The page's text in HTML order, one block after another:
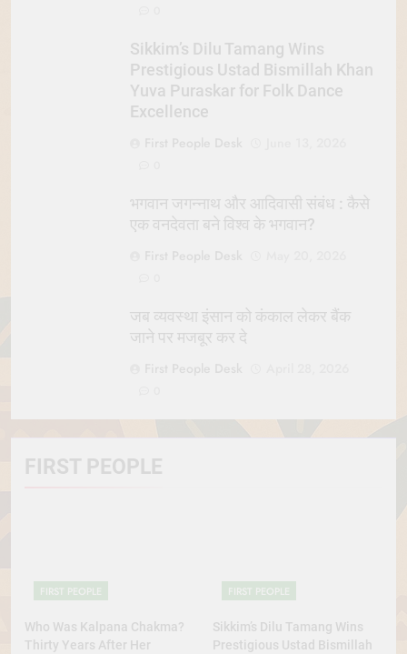
FIRST PEOPLE
FIRST PEOPLE
Who Was Kalpana Chakma?
Thirty Years After Her
FIRST PEOPLE
Sikkim’s Dilu Tamang Wins
Prestigious Ustad Bismillah
Sikkim’s Dilu Tamang Wins
Prestigious Ustad Bismillah Khan
Yuva Puraskar for Folk Dance
Excellence
भगवान जगन्नाथ और आदिवासी संबंध : कैसे
एक वनदेवता बने विश्व के भगवान?
जब व्यवस्था इंसान को कंकाल लेकर बैंक
जाने पर मजबूर कर दे